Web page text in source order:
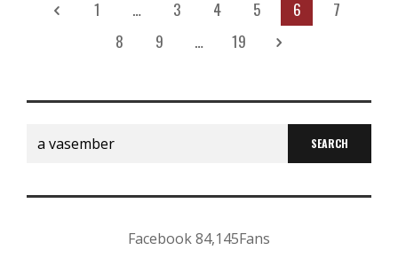
1 … 3 4 5 6
7
8
9 … 19
for:
Facebook84,145Fans